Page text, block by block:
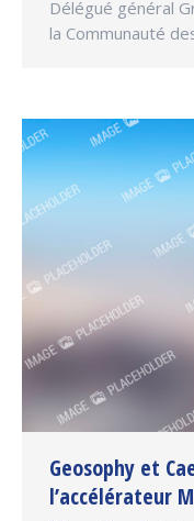
Délégué général
la Communauté
Geosophy et
l’accélérateur